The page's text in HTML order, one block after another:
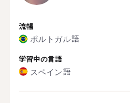
流暢
ポルトガル語
学習中の言語
スペイン語